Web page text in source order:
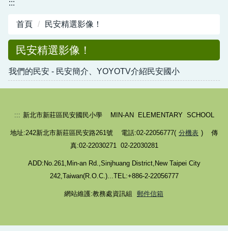
:::
首頁 民安精選影像！
民安精選影像！
我們的民安 - 民安簡介、YOYOTV介紹民安國小
::: 新北市新莊區民安國民小學 MIN-AN ELEMENTARY SCHOOL
地址:242新北市新莊區民安路261號 電話:02-22056777( 分機表 ) 傳
真:02-22030271 02-22030281
ADD:No.261,Min-an Rd.,Sinjhuang District,New Taipei City
242,Taiwan(R.O.C.)...TEL:+886-2-22056777
網站維護:教務處資訊組 郵件信箱